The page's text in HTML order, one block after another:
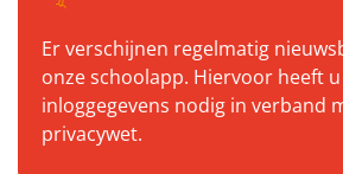
Er verschijnen regelmatig
onze schoolapp. Hiervoor heeft
inloggegevens nodig in verband
privacywet.